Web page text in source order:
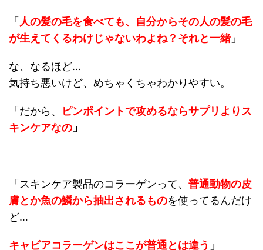
「 人の髪の毛を食べても、自分からその人の髪の毛
が生えてくるわけじゃないわよね？それと一緒」
な、なるほど…
気持ち悪いけど、めちゃくちゃわかりやすい。
「だから、 ピンポイントで攻めるならサプリよりス
キンケアなの 」
「スキンケア製品のコラーゲンって、 普通動物の皮
膚とか魚の鱗から抽出されるものを使ってるんだけ
ど…
キャビアコラーゲンはここが普通とは違う 」